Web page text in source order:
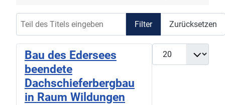
Filter Zurücksetzen
Anzeige #
Bau des Edersees
beendete
Dachschieferbergbau
in Raum Wildungen